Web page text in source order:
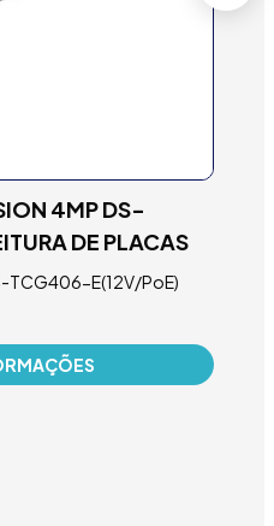
4MP DS-
DE PLACAS
TCG406-E(12V/PoE)